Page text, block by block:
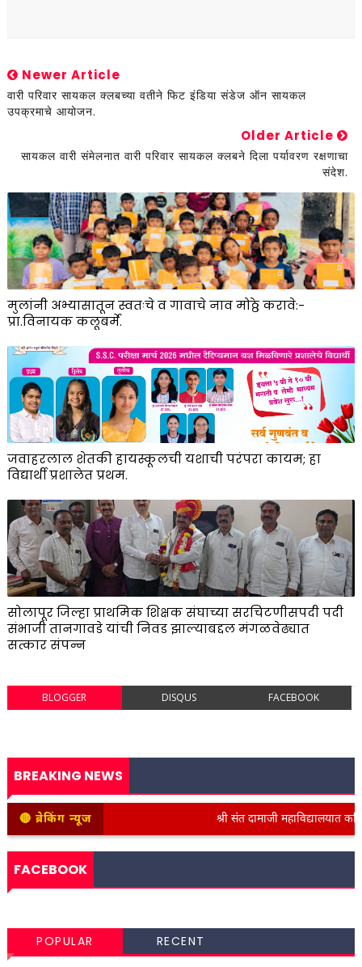
Newer Article
वारी परिवार सायकल क्लबच्या वतीने फिट इंडिया संडेज ऑन सायकल
उपक्रमाचे आयोजन.
Older Article
सायकल वारी संमेलनात वारी परिवार सायकल क्लबने दिला पर्यावरण रक्षणाचा
संदेश.
मुलांनी अभ्यासातून स्वतःचे व गावाचे नाव मोठ्ठे करावे:-
प्रा.विनायक कलूबर्मे.
जवाहरलाल शेतकी हायस्कूलची यशाची परंपरा कायम; हा
विद्यार्थी प्रशालेत प्रथम.
सोलापूर जिल्हा प्राथमिक शिक्षक संघाच्या सरचिटणीसपदी पदी
संभाजी तानगावडे यांची निवड झाल्याबद्दल मंगळवेढ्यात
सत्कार संपन्न
BLOGGER DISQUS FACEBOOK
BREAKING NEWS
🔴 ब्रेकिंग न्यूज श्री संत दामाजी महाविद्यालयात कनिष्ठ
FACEBOOK
POPULAR RECENT